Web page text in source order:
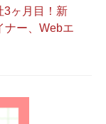
3ヶ月目！新
ナー、Webエ